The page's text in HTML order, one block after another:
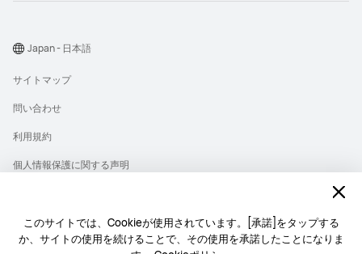
このサイトでは、Cookieが使用されています。[承諾]をタップする
か、サイトの使用を続けることで、その使用を承諾したことになりま
サイトマップ
問い合わせ
利用規約
個人情報保護に関する声明
クッキー
Japan - 日本語